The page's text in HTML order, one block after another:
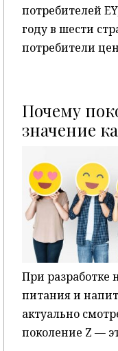
потребителей
году в шести
потребители
Почему
значение
При разработке
питания и
актуально
поколение Z —